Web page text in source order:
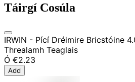
Táirgí Cosúla
IRWIN - Pící Dréimire Bricstóine
Threalamh Teaglais
Ó €2.23
Add